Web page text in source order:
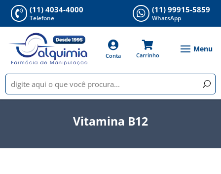
 (11) 4034-4000
Telefone  (11) 99915-5859
WhatsApp

Conta

Carrinho
Vitamina B12